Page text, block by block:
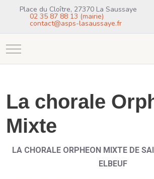
Place du Cloître, 27370 La Saussaye
02 35 87 88 13 (mairie)
contact@asps-lasaussaye.fr
Mobile Menu Toggle
La chorale
Mixte
LA CHORALE ORPHEON MIXTE DE
ELBEUF